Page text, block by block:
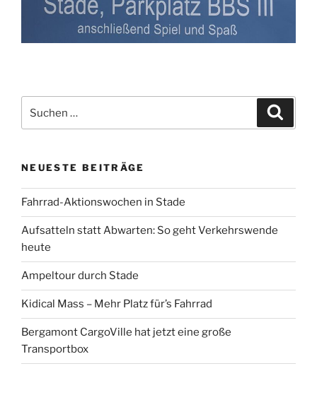
nach:
NEUESTE BEITRÄGE
Fahrrad-Aktionswochen in Stade
Aufsatteln statt Abwarten: So geht Verkehrswende
heute
Ampeltour durch Stade
Kidical Mass – Mehr Platz für’s Fahrrad
Bergamont CargoVille hat jetzt eine große
Transportbox